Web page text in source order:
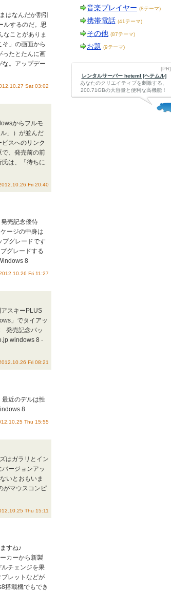
はなんだか割引
ルするのだ。思
なことがありま
」の画面から
ったとたんに画
な。アップデー
Sat 03:02
からフルモ
」）が並んだ
スへのリンク
で、発売前の前
は、「待ちに
Fri 20:40
売記念優待
ージの中身は
プグレードです
グレードする
8
Fri 11:27
スキーPLUS
」でタイアッ
発売記念パッ
windows 8 -
Fri 08:21
近のデルは性
8
Thu 15:55
はガラリとイン
ージョンアッ
いとおもいま
がマウスコンピ
Thu 15:11
すね♪
カーから新製
チェンジを果
レットなどが
搭載機でもでき
音楽プレイヤー (8テーマ)
携帯電話 (41テーマ)
その他 (87テーマ)
お題 (9テーマ)
[PR]
レンタルサーバー heteml [ヘテムル]
あなたのクリエイティブを刺激する、
200.71GBの大容量と便利な高機能！